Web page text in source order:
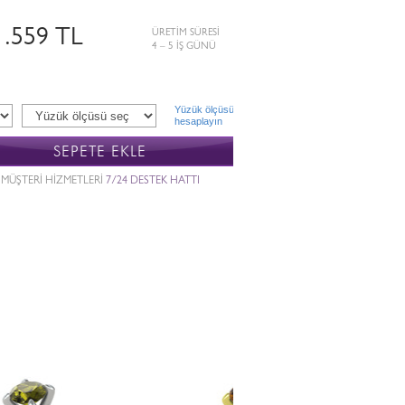
TL
ÜRETİM SÜRESİ
4 – 5 İŞ GÜNÜ
Yüzük ölçüsü
hesaplayın
SEPETE EKLE
MÜŞTERİ HİZMETLERİ 7/24 DESTEK HATTI